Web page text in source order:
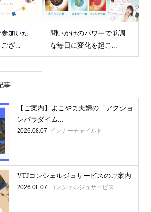
加いた
ざ...
問いかけのパワーで単調
な毎日に変化を起こ...
事
【ご案内】よこやま夫婦の「アクショ
ンパラダイム...
2026.08.07 インナーチャイルド
VTJコンシェルジュサービスのご案内
2026.08.07 コンシェルジュサービス